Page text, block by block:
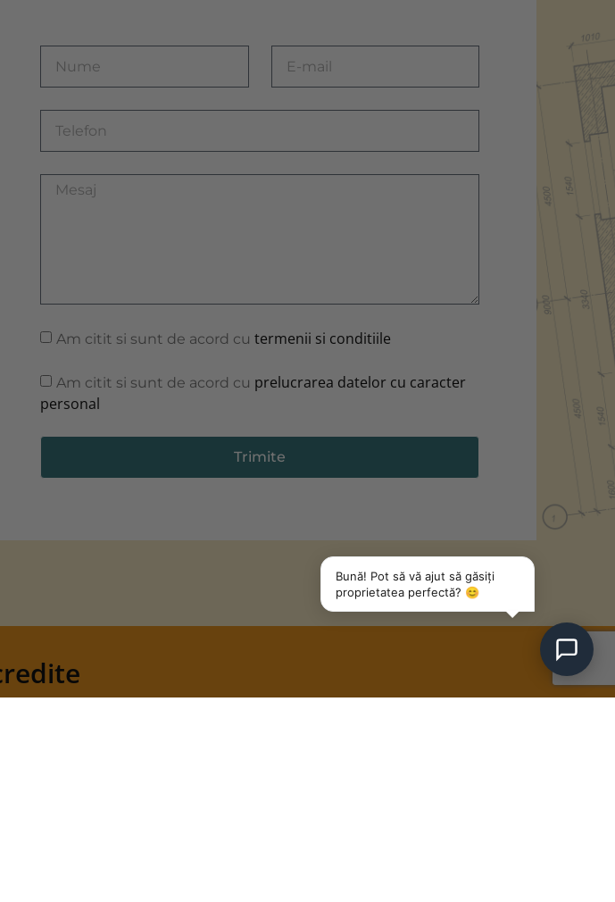
Am citit si sunt de acord cu termenii si conditiile
Am citit si sunt de acord cu prelucrarea datelor cu caracter
personal
Trimite
1
Amalia
Bună! Pot să vă ajut să găsiți
proprietatea perfectă? 😊